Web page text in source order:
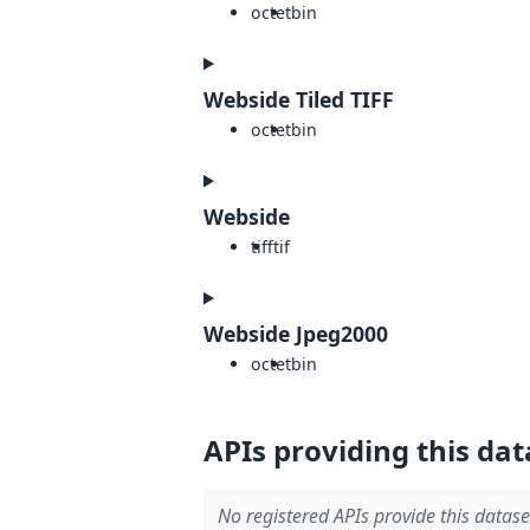
octetbin
Webside Tiled TIFF
octetbin
Webside
tifftif
Webside Jpeg2000
octetbin
APIs providing this
No registered APIs provide this